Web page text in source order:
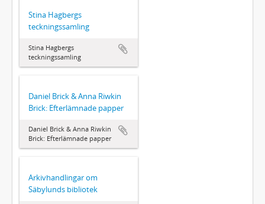
Stina Hagbergs
teckningssamling
Stina Hagbergs
teckningssamling
Daniel Brick & Anna Riwkin
Brick: Efterlämnade papper
Daniel Brick & Anna Riwkin
Brick: Efterlämnade papper
Arkivhandlingar om
Säbylunds bibliotek